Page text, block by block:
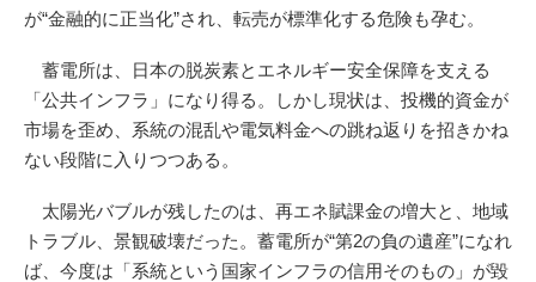
が“金融的に正当化”され、転売が標準化する危険も孕む。
蓄電所は、日本の脱炭素とエネルギー安全保障を支える
「公共インフラ」になり得る。しかし現状は、投機的資金が
市場を歪め、系統の混乱や電気料金への跳ね返りを招きかね
ない段階に入りつつある。
太陽光バブルが残したのは、再エネ賦課金の増大と、地域
トラブル、景観破壊だった。蓄電所が“第2の負の遺産”になれ
ば、今度は「系統という国家インフラの信用そのもの」が毀